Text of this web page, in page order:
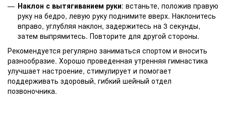
Наклон с вытягиванием руки: встаньте, положив правую
руку на бедро, левую руку поднимите вверх. Наклонитесь
вправо, углубляя наклон, задержитесь на 3 секунды,
затем выпрямитесь. Повторите для другой стороны.
Рекомендуется регулярно заниматься спортом и вносить
разнообразие. Хорошо проведенная утренняя гимнастика
улучшает настроение, стимулирует и помогает
поддерживать здоровый, гибкий шейный отдел
позвоночника.